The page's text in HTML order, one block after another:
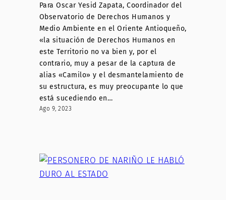
Para Oscar Yesid Zapata, Coordinador del
Observatorio de Derechos Humanos y
Medio Ambiente en el Oriente Antioqueño,
«la situación de Derechos Humanos en
este Territorio no va bien y, por el
contrario, muy a pesar de la captura de
alias «Camilo» y el desmantelamiento de
su estructura, es muy preocupante lo que
está sucediendo en…
Ago 9, 2023